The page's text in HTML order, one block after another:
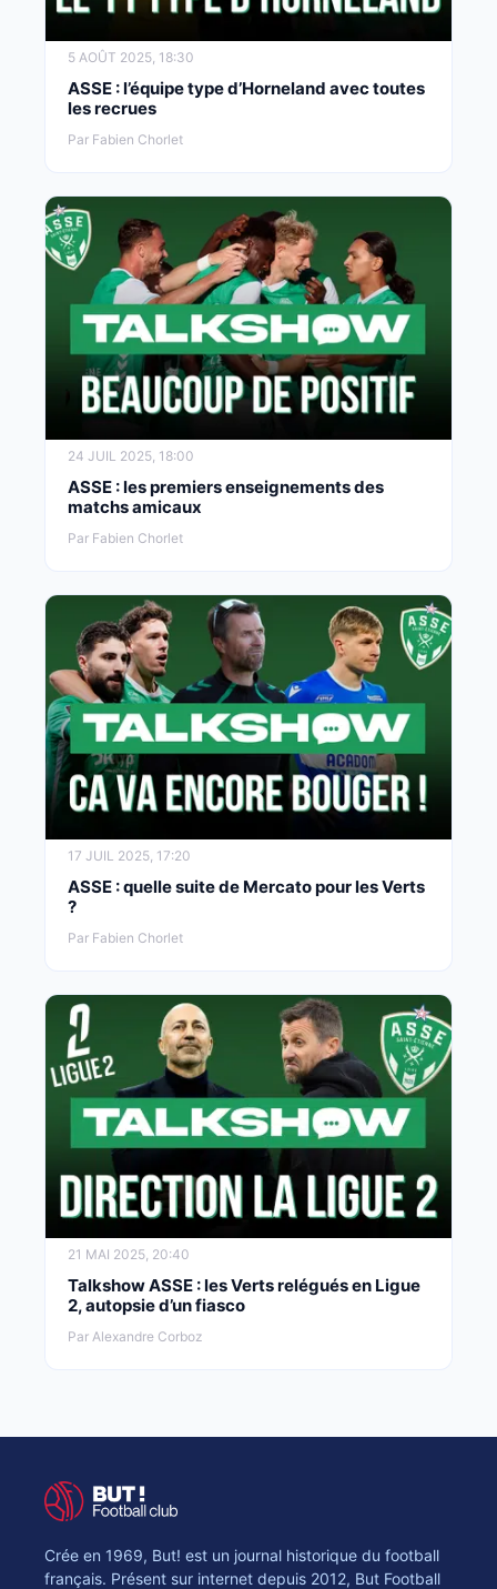
5 AOÛT 2025, 18:30
ASSE : l’équipe type d’Horneland avec toutes
les recrues
Par Fabien Chorlet
24 JUIL 2025, 18:00
ASSE : les premiers enseignements des
matchs amicaux
Par Fabien Chorlet
17 JUIL 2025, 17:20
ASSE : quelle suite de Mercato pour les Verts
?
Par Fabien Chorlet
21 MAI 2025, 20:40
Talkshow ASSE : les Verts relégués en Ligue
2, autopsie d’un fiasco
Par Alexandre Corboz
Crée en 1969, But! est un journal historique du football
français. Présent sur internet depuis 2012, But Football